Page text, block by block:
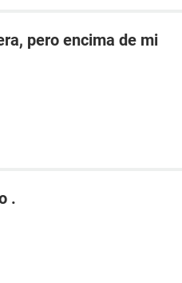
pero encima de mi
.